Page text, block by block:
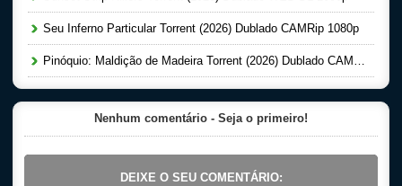
Seu Inferno Particular Torrent (2026) Dublado CAMRip 1080p
Pinóquio: Maldição de Madeira Torrent (2026) Dublado CAMRip 1080p
Nenhum comentário - Seja o primeiro!
DEIXE O SEU COMENTÁRIO: